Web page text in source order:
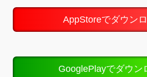
AppStoreでダウン
GooglePlayでダウン